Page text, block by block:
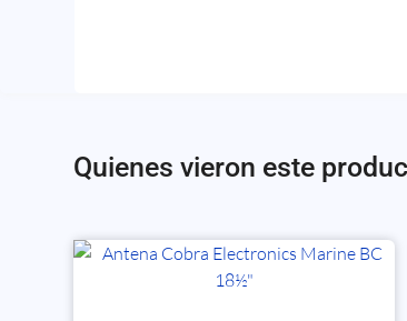
Quienes vieron este